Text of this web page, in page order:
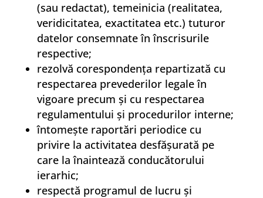
(sau redactat), temeinicia (realitatea,
veridicitatea, exactitatea etc.) tuturor
datelor consemnate în înscrisurile
respective;
rezolvă corespondenţa repartizată cu
respectarea prevederilor legale în
vigoare precum şi cu respectarea
regulamentului şi procedurilor interne;
întomeşte raportări periodice cu
privire la activitatea desfăşurată pe
care la înaintează conducătorului
ierarhic;
respectă programul de lucru şi